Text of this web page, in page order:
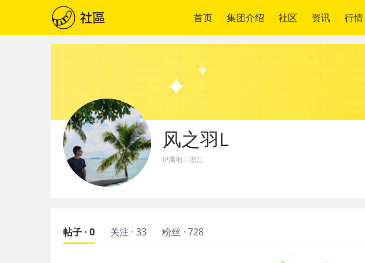
首页 集团介绍 社区 资讯 行情
风之羽L
IP属地： 浙江
帖子 · 0 关注 · 33 粉丝 · 728